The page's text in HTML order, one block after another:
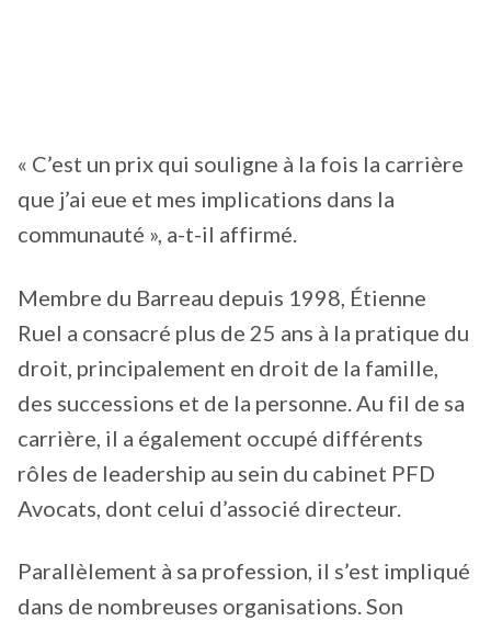
« C’est un prix qui souligne à la fois la carrière
que j’ai eue et mes implications dans la
communauté », a-t-il affirmé.
Membre du Barreau depuis 1998, Étienne
Ruel a consacré plus de 25 ans à la pratique du
droit, principalement en droit de la famille,
des successions et de la personne. Au fil de sa
carrière, il a également occupé différents
rôles de leadership au sein du cabinet PFD
Avocats, dont celui d’associé directeur.
Parallèlement à sa profession, il s’est impliqué
dans de nombreuses organisations. Son